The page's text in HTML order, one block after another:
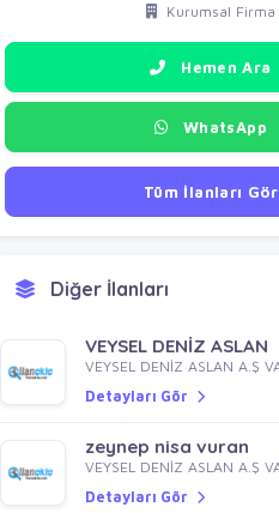
Kurumsal Firma
Hemen Ara
WhatsApp
Tüm İlanları Gör
Diğer İlanları
VEYSEL DENİZ ASLAN
Detayları Gör
zeynep nisa vuran
Detayları Gör